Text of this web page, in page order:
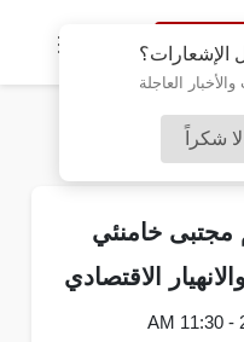
الإشعارات؟
العاجلة
لا شكراً
الكاملة
خامنئي
الاقتصادي